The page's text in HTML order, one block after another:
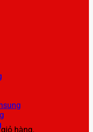
hàng.